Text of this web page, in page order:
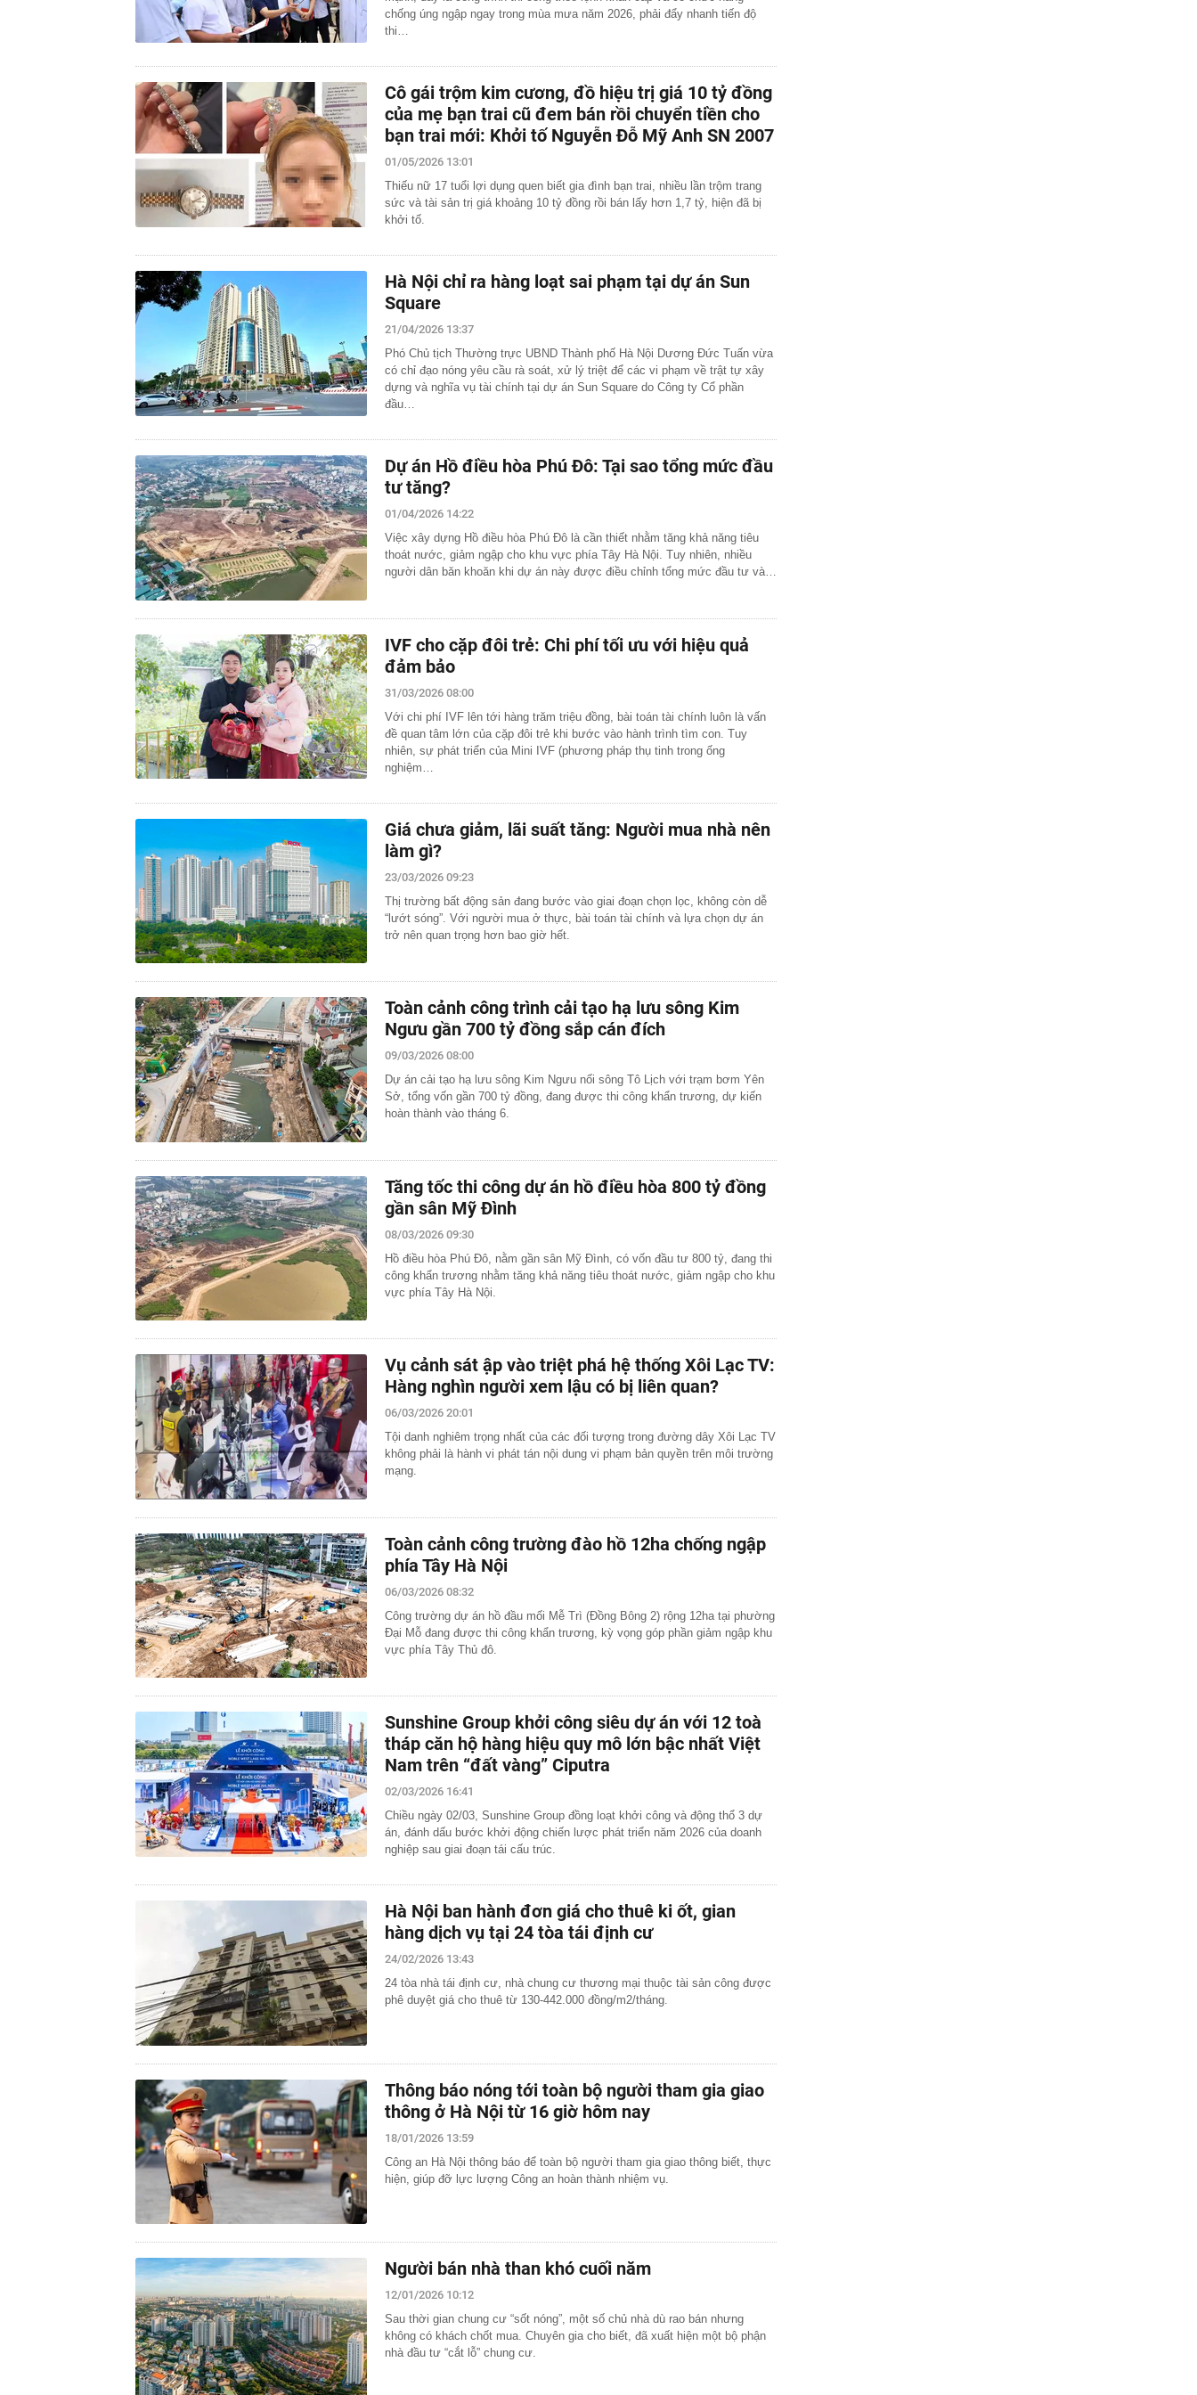
chống úng ngập ngay trong mùa mưa năm 2026, phải đẩy nhanh tiến độ
thi…
Cô gái trộm kim cương, đồ hiệu trị giá 10 tỷ đồng
của mẹ bạn trai cũ đem bán rồi chuyển tiền cho
bạn trai mới: Khởi tố Nguyễn Đỗ Mỹ Anh SN 2007
01/05/2026 13:01
Thiếu nữ 17 tuổi lợi dụng quen biết gia đình bạn trai, nhiều lần trộm trang
sức và tài sản trị giá khoảng 10 tỷ đồng rồi bán lấy hơn 1,7 tỷ, hiện đã bị
khởi tố.
Hà Nội chỉ ra hàng loạt sai phạm tại dự án Sun
Square
21/04/2026 13:37
Phó Chủ tịch Thường trực UBND Thành phố Hà Nội Dương Đức Tuấn vừa
có chỉ đạo nóng yêu cầu rà soát, xử lý triệt để các vi phạm về trật tự xây
dựng và nghĩa vụ tài chính tại dự án Sun Square do Công ty Cổ phần
đầu…
Dự án Hồ điều hòa Phú Đô: Tại sao tổng mức đầu
tư tăng?
01/04/2026 14:22
Việc xây dựng Hồ điều hòa Phú Đô là cần thiết nhằm tăng khả năng tiêu
thoát nước, giảm ngập cho khu vực phía Tây Hà Nội. Tuy nhiên, nhiều
người dân băn khoăn khi dự án này được điều chỉnh tổng mức đầu tư và…
IVF cho cặp đôi trẻ: Chi phí tối ưu với hiệu quả
đảm bảo
31/03/2026 08:00
Với chi phí IVF lên tới hàng trăm triệu đồng, bài toán tài chính luôn là vấn
đề quan tâm lớn của cặp đôi trẻ khi bước vào hành trình tìm con. Tuy
nhiên, sự phát triển của Mini IVF (phương pháp thụ tinh trong ống
nghiệm…
Giá chưa giảm, lãi suất tăng: Người mua nhà nên
làm gì?
23/03/2026 09:23
Thị trường bất động sản đang bước vào giai đoạn chọn lọc, không còn dễ
“lướt sóng”. Với người mua ở thực, bài toán tài chính và lựa chọn dự án
trở nên quan trọng hơn bao giờ hết.
Toàn cảnh công trình cải tạo hạ lưu sông Kim
Ngưu gần 700 tỷ đồng sắp cán đích
09/03/2026 08:00
Dự án cải tạo hạ lưu sông Kim Ngưu nối sông Tô Lịch với trạm bơm Yên
Sở, tổng vốn gần 700 tỷ đồng, đang được thi công khẩn trương, dự kiến
hoàn thành vào tháng 6.
Tăng tốc thi công dự án hồ điều hòa 800 tỷ đồng
gần sân Mỹ Đình
08/03/2026 09:30
Hồ điều hòa Phú Đô, nằm gần sân Mỹ Đình, có vốn đầu tư 800 tỷ, đang thi
công khẩn trương nhằm tăng khả năng tiêu thoát nước, giảm ngập cho khu
vực phía Tây Hà Nội.
Vụ cảnh sát ập vào triệt phá hệ thống Xôi Lạc TV:
Hàng nghìn người xem lậu có bị liên quan?
06/03/2026 20:01
Tội danh nghiêm trọng nhất của các đối tượng trong đường dây Xôi Lạc TV
không phải là hành vi phát tán nội dung vi phạm bản quyền trên môi trường
mạng.
Toàn cảnh công trường đào hồ 12ha chống ngập
phía Tây Hà Nội
06/03/2026 08:32
Công trường dự án hồ đầu mối Mễ Trì (Đồng Bông 2) rộng 12ha tại phường
Đại Mỗ đang được thi công khẩn trương, kỳ vọng góp phần giảm ngập khu
vực phía Tây Thủ đô.
Sunshine Group khởi công siêu dự án với 12 toà
tháp căn hộ hàng hiệu quy mô lớn bậc nhất Việt
Nam trên “đất vàng” Ciputra
02/03/2026 16:41
Chiều ngày 02/03, Sunshine Group đồng loạt khởi công và động thổ 3 dự
án, đánh dấu bước khởi động chiến lược phát triển năm 2026 của doanh
nghiệp sau giai đoạn tái cấu trúc.
Hà Nội ban hành đơn giá cho thuê ki ốt, gian
hàng dịch vụ tại 24 tòa tái định cư
24/02/2026 13:43
24 tòa nhà tái định cư, nhà chung cư thương mại thuộc tài sản công được
phê duyệt giá cho thuê từ 130-442.000 đồng/m2/tháng.
Thông báo nóng tới toàn bộ người tham gia giao
thông ở Hà Nội từ 16 giờ hôm nay
18/01/2026 13:59
Công an Hà Nội thông báo để toàn bộ người tham gia giao thông biết, thực
hiện, giúp đỡ lực lượng Công an hoàn thành nhiệm vụ.
Người bán nhà than khó cuối năm
12/01/2026 10:12
Sau thời gian chung cư “sốt nóng”, một số chủ nhà dù rao bán nhưng
không có khách chốt mua. Chuyên gia cho biết, đã xuất hiện một bộ phận
nhà đầu tư “cắt lỗ” chung cư.